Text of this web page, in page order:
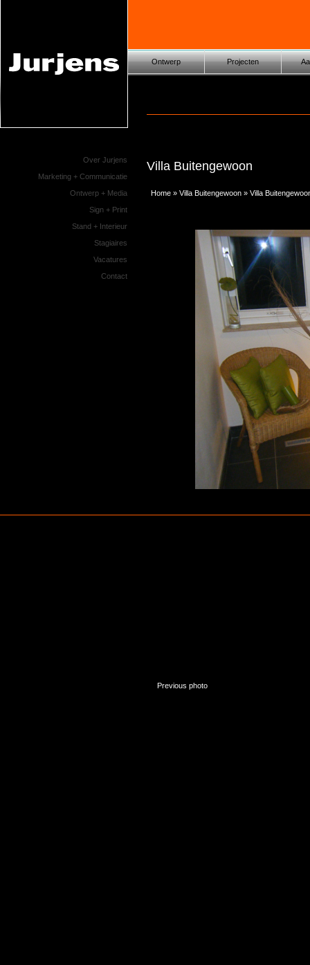
Over Jurjens
Marketing + Communicatie
Ontwerp + Media
Sign + Print
Stand + Interieur
Stagiaires
Vacatures
Contact
Ontwerp Projecten
Villa Buitengewoon
Home » Villa Buitengewoon » Villa
Previous photo